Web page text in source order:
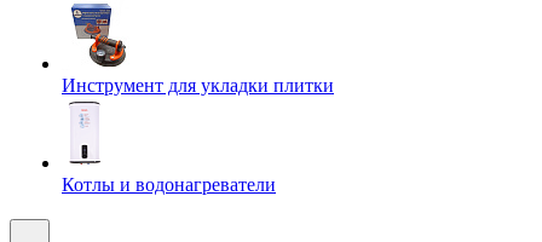
Инструмент для укладки плитки
Котлы и водонагреватели